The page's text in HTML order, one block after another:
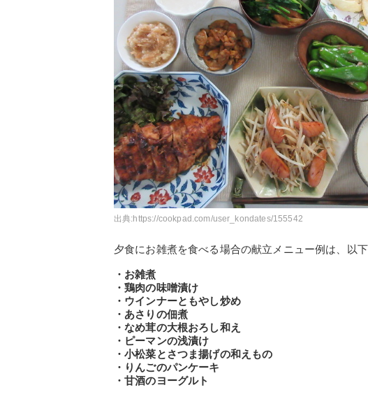
出典:https://cookpad.com/user_kondates/155542
夕食にお雑煮を食べる場合の献立メニュー例は、以下
・お雑煮
・鶏肉の味噌漬け
・ウインナーともやし炒め
・あさりの佃煮
・なめ茸の大根おろし和え
・ピーマンの浅漬け
・小松菜とさつま揚げの和えもの
・りんごのパンケーキ
・甘酒のヨーグルト